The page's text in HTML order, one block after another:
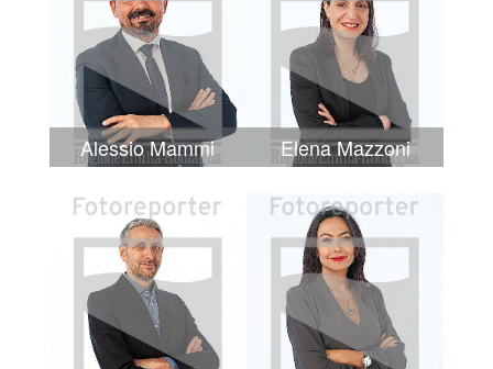
Alessio Mammi Elena Mazzoni